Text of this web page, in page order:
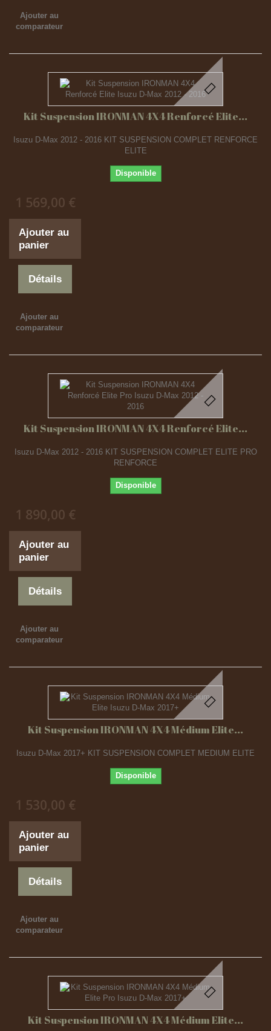
Ajouter au
comparateur
Kit Suspension IRONMAN 4X4 Renforcé Elite...
Isuzu D-Max 2012 - 2016 KIT SUSPENSION COMPLET RENFORCE
ELITE
Disponible
1 569,00 €
Ajouter au
panier
Détails
Ajouter au
comparateur
Kit Suspension IRONMAN 4X4 Renforcé Elite...
Isuzu D-Max 2012 - 2016 KIT SUSPENSION COMPLET ELITE PRO
RENFORCE
Disponible
1 890,00 €
Ajouter au
panier
Détails
Ajouter au
comparateur
Kit Suspension IRONMAN 4X4 Médium Elite...
Isuzu D-Max 2017+ KIT SUSPENSION COMPLET MEDIUM ELITE
Disponible
1 530,00 €
Ajouter au
panier
Détails
Ajouter au
comparateur
Kit Suspension IRONMAN 4X4 Médium Elite...